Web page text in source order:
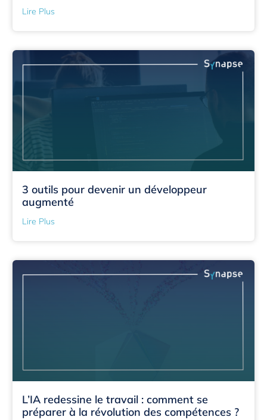
Lire Plus
3 outils pour devenir un développeur
augmenté
Lire Plus
L’IA redessine le travail : comment se
préparer à la révolution des compétences ?